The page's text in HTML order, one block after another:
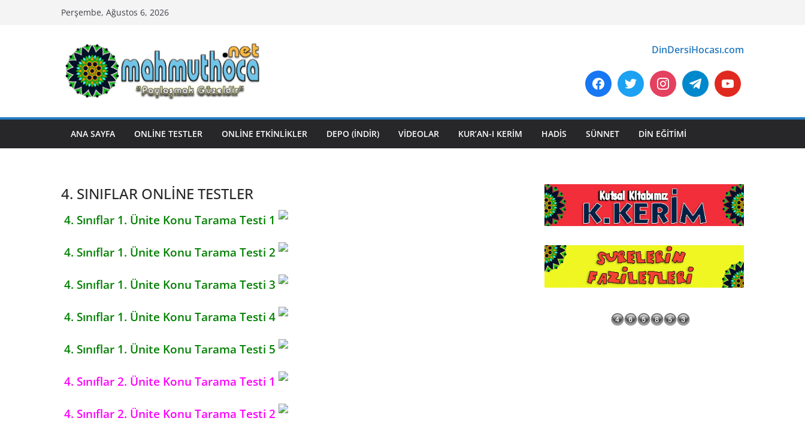
Perşembe, Ağustos 6, 2026
DinDersiHocası.com
ANA SAYFA ONLİNE TESTLER ONLİNE ETKİNLİKLER DEPO (İNDİR) VİDEOLAR KUR’AN-I KERİM HADİS SÜNNET DİN EĞİTİMİ
4. SINIFLAR ONLİNE TESTLER
4. Sınıflar 1. Ünite Konu Tarama Testi 1
4. Sınıflar 1. Ünite Konu Tarama Testi 2
4. Sınıflar 1. Ünite Konu Tarama Testi 3
4. Sınıflar 1. Ünite Konu Tarama Testi 4
4. Sınıflar 1. Ünite Konu Tarama Testi 5
4. Sınıflar 2. Ünite Konu Tarama Testi 1
4. Sınıflar 2. Ünite Konu Tarama Testi 2